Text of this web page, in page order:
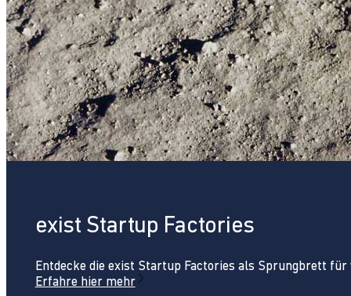
exist Startup Factories
Entdecke die exist Startup Factories als Sprungbrett
Erfahre hier mehr